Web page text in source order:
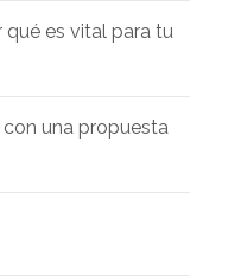
qué es vital para tu
una propuesta